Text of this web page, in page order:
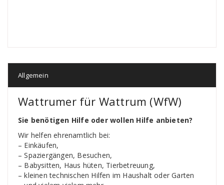
Allgemein
Wattrumer für Wattrum (WfW)
Sie benötigen Hilfe oder wollen Hilfe anbieten?
Wir helfen ehrenamtlich bei:
– Einkäufen,
– Spaziergängen, Besuchen,
– Babysitten, Haus hüten, Tierbetreuung,
– kleinen technischen Hilfen im Haushalt oder Garten